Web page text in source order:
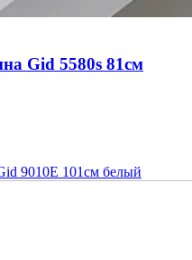
Gid 5580s 81см